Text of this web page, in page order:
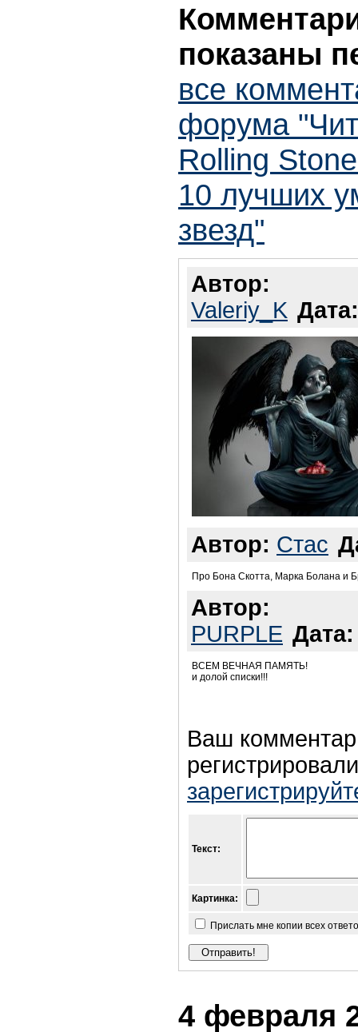
показаны
все
форума
Rolling
10 лучших
звезд"
Автор:
Valeriy_K Дата:
Автор: Стас
Про Бона Скотта, Марка Болана и
Автор:
PURPLE Дата:
ВСЕМ ВЕЧНАЯ ПАМЯТЬ!
и долой списки!!!
Ваш
Текст:
Картинка:
Прислать мне копии всех
4 февраля